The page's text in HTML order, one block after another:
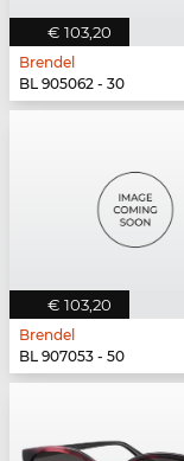
€ 103,20
Brendel
BL 905062 - 30
€ 103,20
Brendel
BL 907053 - 50